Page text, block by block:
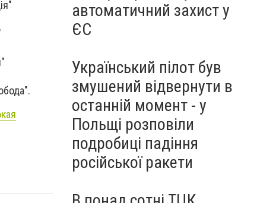
автоматичний захист у
ЄС
Український пілот був
змушений відвернути в
останній момент - у
Польщі розповіли
подробиці падіння
російської ракети